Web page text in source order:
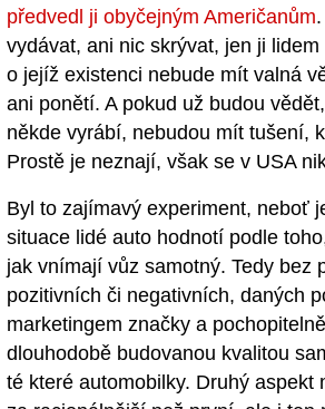
předvedl ji obyčejným Američanům
vydávat, ani nic skrývat, jen ji
o jejíž existenci nebude mít valná
ani ponětí. A pokud už budou
někde vyrábí, nebudou mít tušení,
Prostě je neznají, však se v USA
Byl to zajímavý experiment, neboť
situace lidé auto hodnotí podle
jak vnímají vůz samotný. Tedy bez
pozitivních či negativních, daných
marketingem značky a
dlouhodobě budovanou kvalitou
té které automobilky. Druhý aspekt